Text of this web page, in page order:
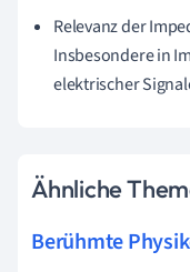
Relevanz der
Insbesondere in
elektrischer
Ähnliche
Berühmte